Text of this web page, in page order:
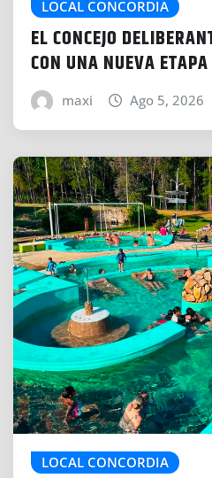
LOCAL CONCORDIA
EL CONCEJO
CON UNA NUEVA
maxi Ago 5, 2026
LOCAL CONCORDIA